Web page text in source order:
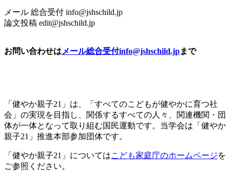
メール 総合受付 info@jshschild.jp
論文投稿 edit@jshschild.jp
お問い合わせは メール総合受付info@jshschild.jpまで
「健やか親子21」は、「すべてのこどもが健やかに育つ社
会」の実現を目指し、関係するすべての人々、関連機関・団
体が一体となって取り組む国民運動です。当学会は「健やか
親子21」推進本部参加団体です。
「健やか親子21」についてはこども家庭庁のホームページを
ご参照ください。